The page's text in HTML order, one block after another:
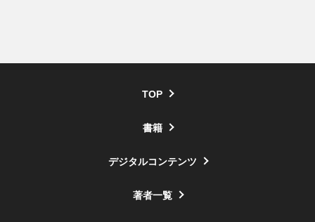
TOP
書籍
デジタルコンテンツ
著者一覧